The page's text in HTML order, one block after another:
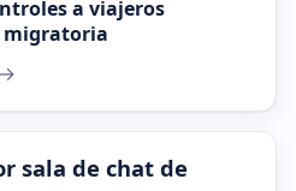
a viajeros
migratoria
sala de chat de